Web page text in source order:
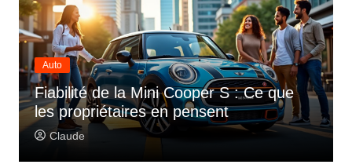
Auto
Fiabilité de la Mini Cooper S : Ce que
les propriétaires en pensent
Claude